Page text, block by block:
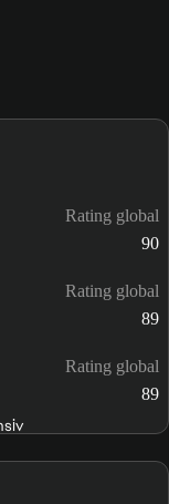
Rating global
90
Rating global
89
Rating global
89